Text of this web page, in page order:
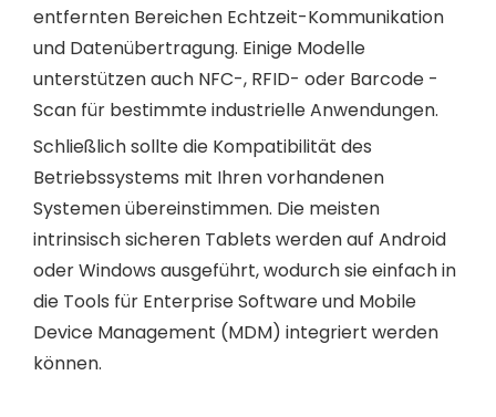
entfernten Bereichen Echtzeit-Kommunikation
und Datenübertragung. Einige Modelle
unterstützen auch NFC-, RFID- oder Barcode -
Scan für bestimmte industrielle Anwendungen.
Schließlich sollte die Kompatibilität des
Betriebssystems mit Ihren vorhandenen
Systemen übereinstimmen. Die meisten
intrinsisch sicheren Tablets werden auf Android
oder Windows ausgeführt, wodurch sie einfach in
die Tools für Enterprise Software und Mobile
Device Management (MDM) integriert werden
können.